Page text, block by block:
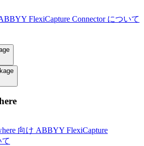
FlexiCapture Connector について
向け ABBYY FlexiCapture
て